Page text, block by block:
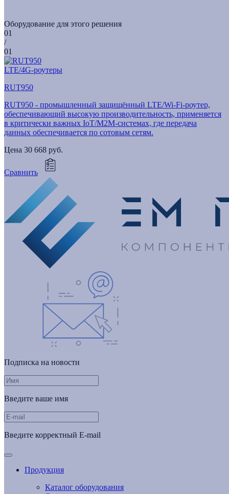
Оборудование для этого решения
01
/
01
LTE/4G-роутеры
RUT950
RUT950 - промышленный защищённый LTE/Wi-Fi-роутер,
обеспечивающий высокую производительность, применяется
в критически важных IoT/М2М-системах, где передача
данных обеспечивается по сотовым сетям.
Цена 30 668 руб.
Сравнить
Подписка на новости
Введите ваше имя
Введите корректный E-mail
Продукция
Каталог оборудования